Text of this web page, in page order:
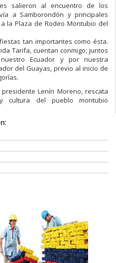
salieron al encuentro de los
a Samborondón y principales
la Plaza de Rodeo Montubio del
tan importantes como ésta.
Tarifa, cuentan conmigo; juntos
Ecuador y por nuestra
del Guayas, previo al inicio de
Lenín Moreno, rescata
cultura del pueblo montubio